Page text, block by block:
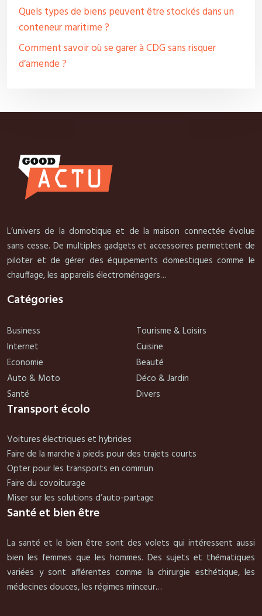
Quels types de biens peuvent être stockés dans un
conteneur maritime ?
Comment savoir où se garer à CDG sans risquer
d’amende ?
L’univers de la domotique et de la maison connectée évolue
sans cesse. De multiples gadgets et accessoires permettent de
piloter et de gérer des équipements domestiques comme le
chauffage, les appareils électroménagers…
Catégories
Business
Internet
Economie
Auto & Moto
Santé
Tourisme & Loisirs
Cuisine
Beauté
Déco & Jardin
Divers
Transport écolo
Voitures électriques et hybrides
Faire de la marche à pieds pour des trajets courts
Opter pour les transports en commun
Faire du covoiturage
Miser sur les solutions d’auto-partage
Santé et bien être
La santé et le bien être sont des volets qui intéressent aussi
bien les femmes que les hommes. Des sujets et thématiques
variées y sont afférentes comme la chirurgie esthétique, les
médecines douces, les régimes minceur…